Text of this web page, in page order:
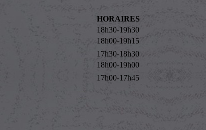
HORAIRES
18h30-19h30
18h00-19h15
17h30-18h30
18h00-19h00
17h00-17h45